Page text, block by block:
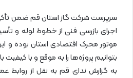
سرپرست شرکت گاز استان قم ضمن
اجرای بازرسی فنی از خطوط لوله و
موتور محرک اقتصادی استان بوده و
بتوانیم پروژه‌ها را به موقع و با کیفیت
به گزارش ندای قم به نقل از روابط